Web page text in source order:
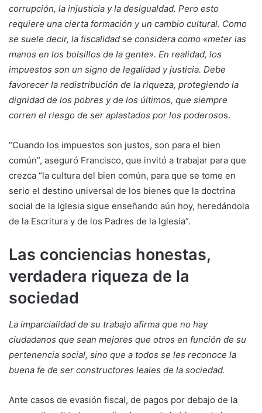
corrupción, la injusticia y la desigualdad. Pero esto
requiere una cierta formación y un cambio cultural. Como
se suele decir, la fiscalidad se considera como «meter las
manos en los bolsillos de la gente». En realidad, los
impuestos son un signo de legalidad y justicia. Debe
favorecer la redistribución de la riqueza, protegiendo la
dignidad de los pobres y de los últimos, que siempre
corren el riesgo de ser aplastados por los poderosos.
“Cuando los impuestos son justos, son para el bien
común”, aseguró Francisco, que invitó a trabajar para que
crezca “la cultura del bien común, para que se tome en
serio el destino universal de los bienes que la doctrina
social de la Iglesia sigue enseñando aún hoy, heredándola
de la Escritura y de los Padres de la Iglesia”.
Las conciencias honestas,
verdadera riqueza de la
sociedad
La imparcialidad de su trabajo afirma que no hay
ciudadanos que sean mejores que otros en función de su
pertenencia social, sino que a todos se les reconoce la
buena fe de ser constructores leales de la sociedad.
Ante casos de evasión fiscal, de pagos por debajo de la